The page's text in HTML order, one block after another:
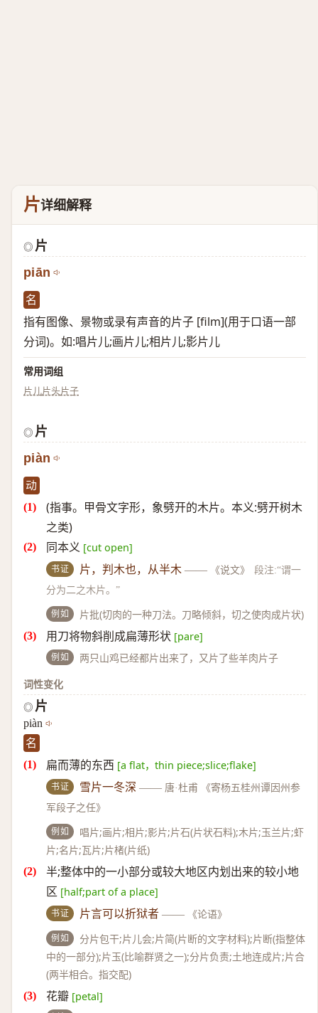
片详细解释
◎ 片
piān
名
指有图像、景物或录有声音的片子 [film](用于口语一部
分词)。如:唱片儿;画片儿;相片儿;影片儿
常用词组
片儿片头片子
◎ 片
piàn
动
(指事。甲骨文字形，象劈开的木片。本义:劈开树木
之类)
同本义 [cut open]
书证 片，判木也，从半木 —— 《说文》
段注:“谓一
分为二之木片。”
例如 片批(切肉的一种刀法。刀略倾斜，切之使肉成片状)
用刀将物斜削成扁薄形状 [pare]
例如
两只山鸡已经都片出来了，又片了些羊肉片子
词性变化
◎ 片
piàn
名
扁而薄的东西 [a flat，thin piece;slice;flake]
书证 雪片一冬深 —— 唐·杜甫 《寄杨五桂州谭因州参
军段子之任》
例如
唱片;画片;相片;影片;片石(片状石料);木片;玉兰片;虾
片;名片;瓦片;片楮(片纸)
半;整体中的一小部分或较大地区内划出来的较小地
区 [half;part of a place]
书证 片言可以折狱者 —— 《论语》
例如
分片包干;片儿会;片简(片断的文字材料);片断(指整体
中的一部分);片玉(比喻群贤之一);分片负责;土地连成片;片合
(两半相合。指交配)
花瓣 [petal]